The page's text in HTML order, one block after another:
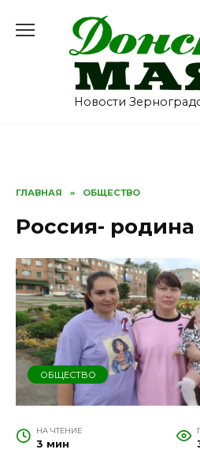
содержанию
Новости
ГЛАВНАЯ » ОБЩЕСТВО
Россия- родина
ОБЩЕСТВО
НА ЧТЕНИЕ
3 мин